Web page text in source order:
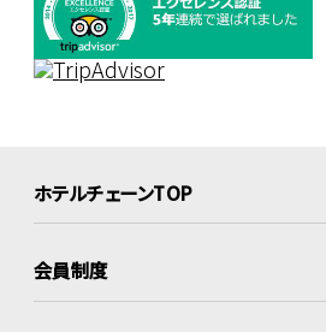
ホテルチェーンTOP
会員制度